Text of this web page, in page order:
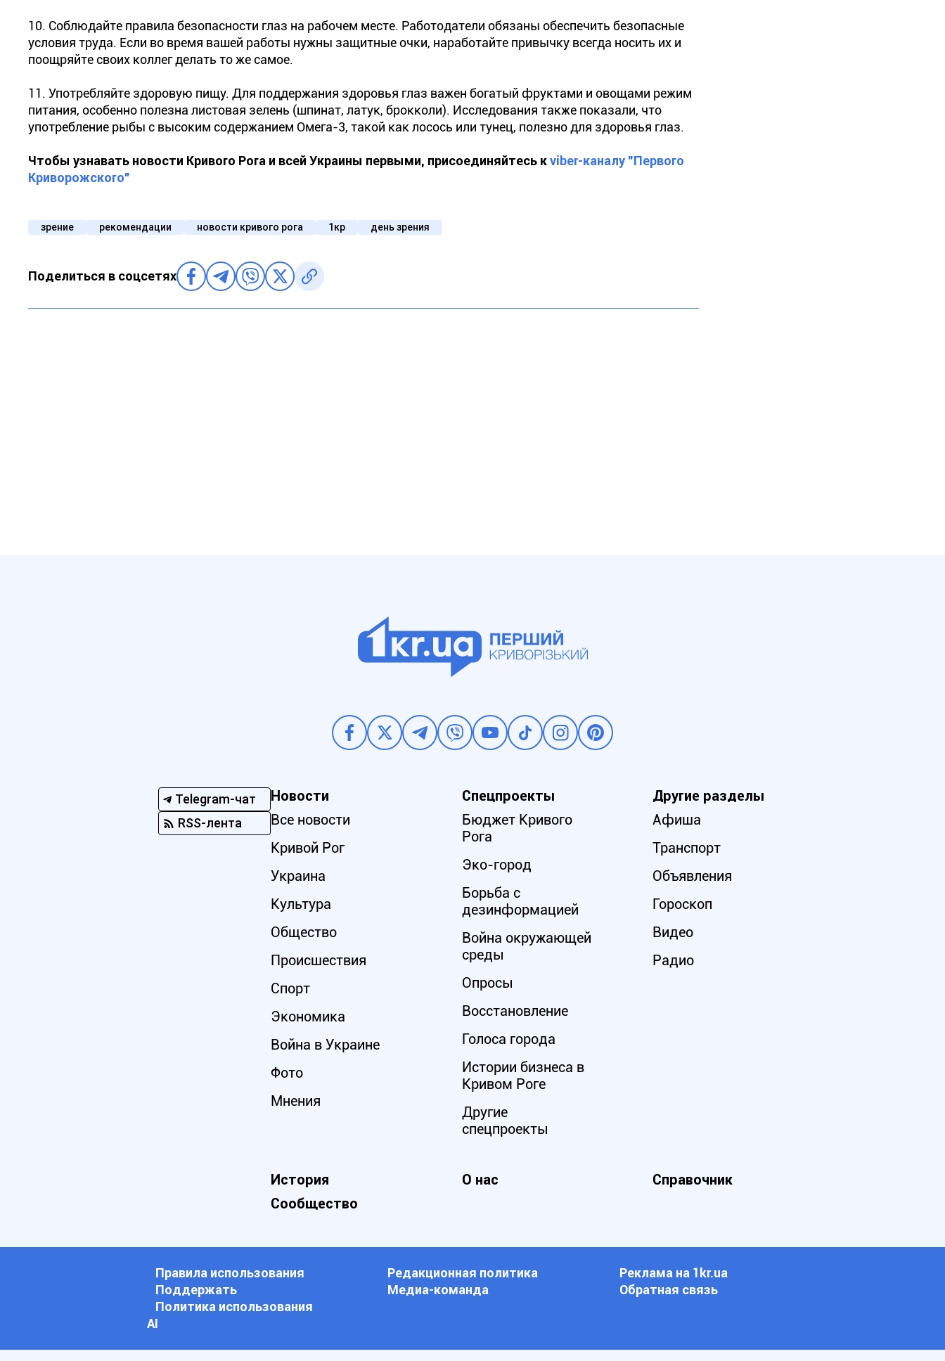
10. Соблюдайте правила безопасности глаз на рабочем месте. Работодатели обязаны обеспечить безопасные
условия труда. Если во время вашей работы нужны защитные очки, наработайте привычку всегда носить их и
поощряйте своих коллег делать то же самое.
11. Употребляйте здоровую пищу. Для поддержания здоровья глаз важен богатый фруктами и овощами режим
питания, особенно полезна листовая зелень (шпинат, латук, брокколи). Исследования также показали, что
употребление рыбы с высоким содержанием Омега-3, такой как лосось или тунец, полезно для здоровья глаз.
Чтобы узнавать новости Кривого Рога и всей Украины первыми, присоединяйтесь кviber-каналу "Первого
Криворожского"
зрение рекомендации новости кривого рога 1кр день зрения
Поделиться в соцсетях
Telegram-чат
RSS-лента
Новости
Все новости
Кривой Рог
Украина
Культура
Общество
Происшествия
Спорт
Экономика
Война в Украине
Фото
Мнения
Спецпроекты
Бюджет Кривого
Рога
Эко-город
Борьба с
дезинформацией
Война окружающей
среды
Опросы
Восстановление
Голоса города
Истории бизнеса в
Кривом Роге
Другие
спецпроекты
Другие разделы
Афиша
Транспорт
Объявления
Гороскоп
Видео
Радио
История О нас
Справочник
Сообщество
Правила использования Редакционная политика
Реклама на 1kr.ua
Поддержать
Медиа-команда
Обратная связь
Политика использования
АI